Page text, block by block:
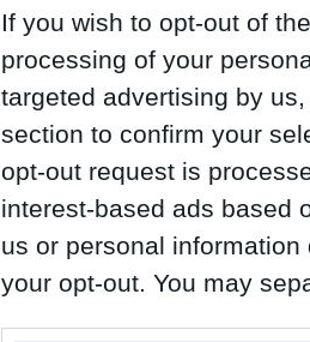
If you wish to opt-out of
processing of your
targeted advertising by
section to confirm your
opt-out request is
interest-based ads based
us or personal
your opt-out. You may